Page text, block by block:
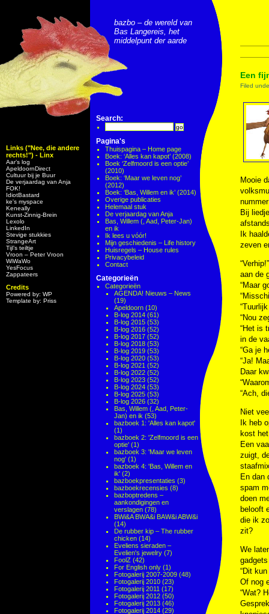
Links ("Nee, die andere
rechts!") - Linx
Aar’s log
ApeldoornDirect
Cultuur bij je Buur
De verjaardag van Anja
FOK!
IdiotBastard
ke's myspace
Keneally
Kunst-Zinnig-Brein
Lexolo
LinkedIn
Stevige stukkies
StrangeArt
Tijl’s teiltje
Vroon – Peter Vroon
WiWaWo
YesFocus
Zappateers
Credits
Powered by: WP
Template by: Priss
bazbo – de wereld van
Bas Langereis, het
middelpunt der aarde
Search:
Pagina's
Thuispagina – Home page
Boek: ‘Alles kan kapot’ (2008)
Boek ‘Zelfmoord is een optie’
(2010)
Boek: ‘Maar we leven nog’
(2012)
Boek: ‘Bas, Willem en ik’ (2014)
Overige publicaties
Helemaal stuk
De verjaardag van Anja
Bas, Willem (, Aad, Peter-Jan)
en ik
Ik lees u vóór!
Mijn geschiedenis – Life history
Huisregels – House rules
Privacybeleid
Contact
Categorieën
Categorieën
AGENDA! Nieuws – News
(19)
Apeldoorn (10)
B-log 2014 (61)
B-log 2015 (53)
B-log 2016 (52)
B-log 2017 (52)
B-log 2018 (53)
B-log 2019 (53)
B-log 2020 (53)
B-log 2021 (52)
B-log 2022 (52)
B-log 2023 (52)
B-log 2024 (53)
B-log 2025 (53)
B-log 2026 (32)
Bas, Willem (, Aad, Peter-
Jan) en ik (53)
bazboek 1: 'Alles kan kapot'
(1)
bazboek 2: 'Zelfmoord is een
optie' (1)
bazboek 3: 'Maar we leven
nog' (1)
bazboek 4: 'Bas, Willem en
ik' (2)
bazboekpresentaties (3)
bazboekrecensies (8)
bazboptredens –
aankondigingen en
verslagen (78)
BWi&A BWA&i BAW&i ABW&i
(14)
De rubber kip – The rubber
chicken (14)
Eveliens sieraden –
Evelien's jewelry (7)
FoolZ (42)
For English only (1)
Fotogalerij 2007-2009 (48)
Fotogalerij 2010 (23)
Fotogalerij 2011 (17)
Fotogalerij 2012 (50)
Fotogalerij 2013 (46)
Fotogalerij 2014 (29)
Een
Filed
Mooie
Bij
Ik
zeven
aan de
“Maar
“Nou
“Het is
in de
“Ga je
“Ja!
Daar
“Ach,
Niet
Ik heb
kost
Een
zuigt,
En dan
spam
doen
belooft
die ik
zit?
We
“Dit
Of nog
“Wat?